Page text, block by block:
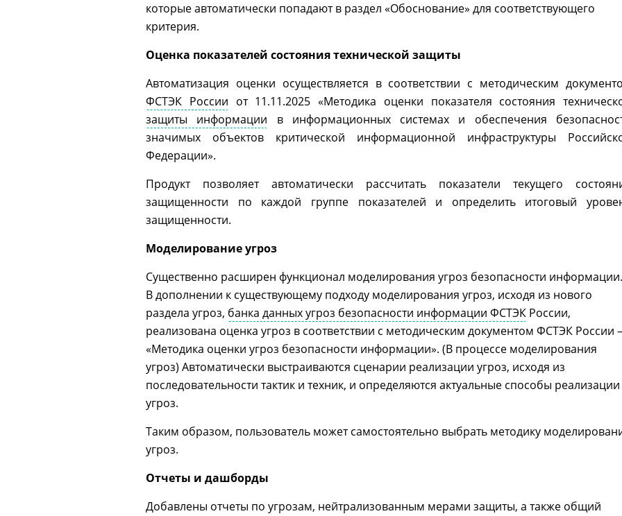
которые автоматически попадают в раздел «Обоснование» для соответствующего
критерия.
Оценка показателей состояния технической защиты
Автоматизация оценки осуществляется в соответствии с методическим
ФСТЭК России от 11.11.2025 «Методика оценки показателя состояния
защиты информации в информационных системах и обеспечения
значимых объектов критической информационной инфраструктуры
Федерации».
Продукт позволяет автоматически рассчитать показатели текущего
защищенности по каждой группе показателей и определить итоговый
защищенности.
Моделирование угроз
Существенно расширен функционал моделирования угроз безопасности информации.
В дополнении к существующему подходу моделирования угроз, исходя из нового
раздела угроз, банка данных угроз безопасности информации ФСТЭК России,
реализована оценка угроз в соответствии с методическим документом ФСТЭК России –
«Методика оценки угроз безопасности информации». (В процессе моделирования
угроз) Автоматически выстраиваются сценарии реализации угроз, исходя из
последовательности тактик и техник, и определяются актуальные способы реализации
угроз.
Таким образом, пользователь может самостоятельно выбрать методику
угроз.
Отчеты и дашборды
Добавлены отчеты по угрозам, нейтрализованным мерами защиты, а также общий